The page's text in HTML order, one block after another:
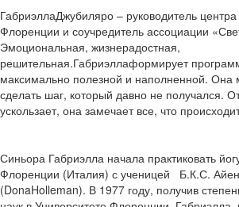
ГабриэллаДжубиляро – руководитель
Флоренции и соучредитель ассоциации
Эмоциональная, жизнерадостная,
решительная.Габриэллаформирует
максимально полезной и наполненной.
сделать шаг, который давно не получался.
ускользает, она замечает все, что
Синьора Габриэлла начала практиковать
Флоренции (Италия) с ученицей Б.К.С.
(DonaHolleman). В 1977 году, получив